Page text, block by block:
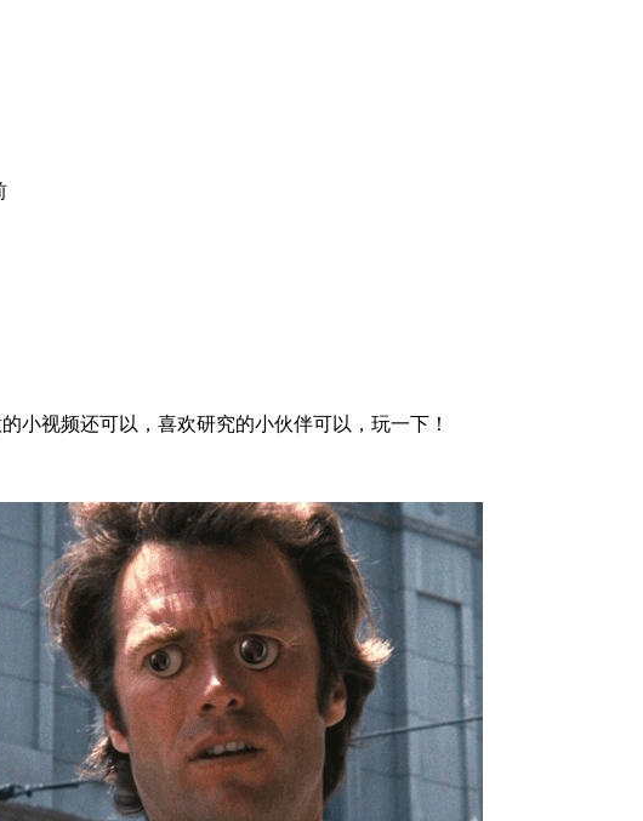
小视频还可以，喜欢研究的小伙伴可以，玩一下！